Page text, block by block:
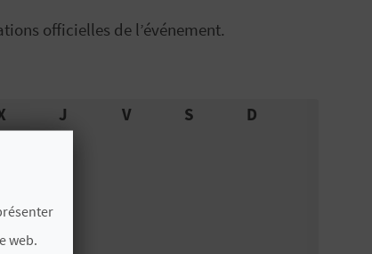
officielles de l’événement.
J V S D
web.